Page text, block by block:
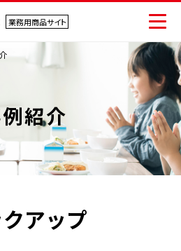
業務用商品サイト
業務用商品サイト
検索
紹介
アップ